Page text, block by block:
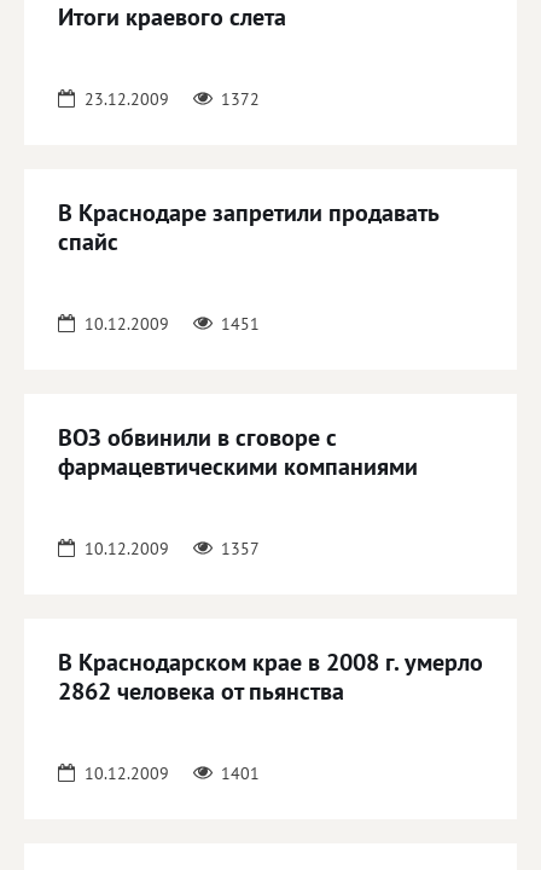
Итоги краевого слета
23.12.2009 1372
В Краснодаре запретили продавать
спайс
10.12.2009 1451
ВОЗ обвинили в сговоре с
фармацевтическими компаниями
10.12.2009 1357
В Краснодарском крае в 2008 г. умерло
2862 человека от пьянства
10.12.2009 1401